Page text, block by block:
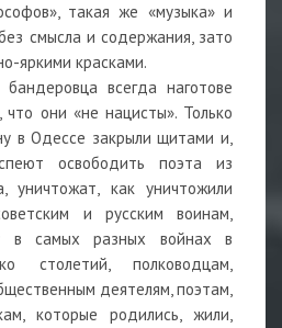
такая же «музыка» и
смысла и содержания, зато
яркими красками.
всегда наготове
что они «не нацисты». Только
в Одессе закрыли щитами и,
освободить поэта из
уничтожат, как уничтожили
и русским воинам,
в самых разных войнах в
столетий, полководцам,
деятелям, поэтам,
которые родились, жили,